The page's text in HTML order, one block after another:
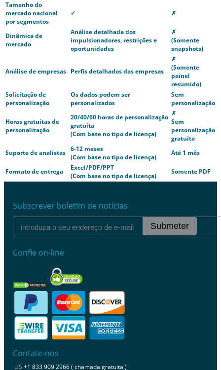
Tamanho do
mercado nacional
por segmentos
✓ ✗
Dinâmica de
mercado
Análise detalhada dos
impulsionadores, restrições e
oportunidades
✗
(Somente
snapshots)
Análise de empresas Perfis detalhados das empresas
✗
(Somente
painel
resumido)
Solicitação de
personalização
Os dados podem ser
personalizados
Sem
personalização
Horas gratuitas de
personalização
20/40/60 horas de personalização
gratuita
(Com base no tipo de licença)
✗
Sem
personalização
gratuita
Suporte de analistas 6-12 meses
(Com base no tipo de licença)
Até 1 mês
Formato de entrega
Excel/PDF/PPT
(Com base no tipo de licença)
Somente PDF
Subscrever boletim de notícias
Submeter
Confie on-line
Contate-nos
US +1 833 909 2966 ( chamada gratuita )